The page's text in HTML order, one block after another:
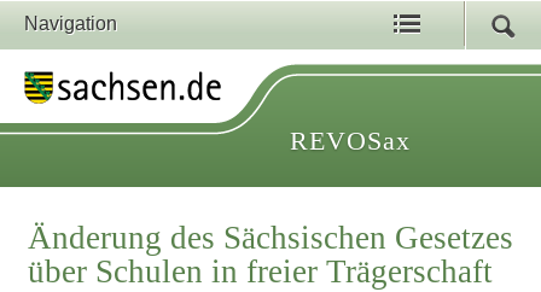
Navigation
REVOSax
Änderung des Sächsischen Gesetzes
über Schulen in freier Trägerschaft